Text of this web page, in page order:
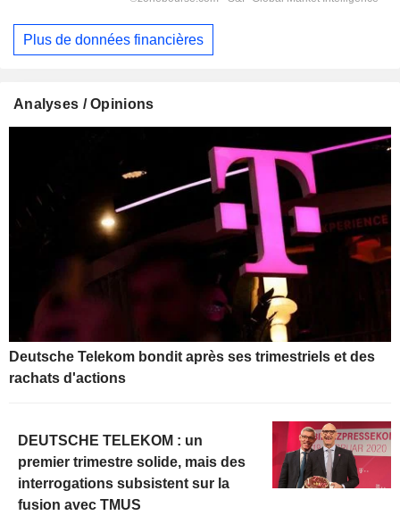
Plus de données financières
Analyses / Opinions
Deutsche Telekom bondit après ses trimestriels et des
rachats d'actions
DEUTSCHE TELEKOM : un
premier trimestre solide, mais des
interrogations subsistent sur la
fusion avec TMUS